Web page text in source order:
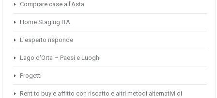
Comprare case all'Asta
Home Staging ITA
L'esperto risponde
Lago d'Orta – Paesi e Luoghi
Progetti
Rent to buy e affitto con riscatto e altri metodi alternativi di